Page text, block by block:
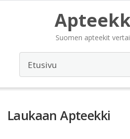
Suomen apteekit
Laukaan Apteekki